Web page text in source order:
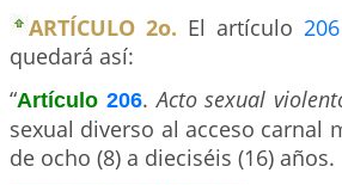
ARTÍCULO 2o. El artículo 206
quedará así:
“Artículo 206.Acto sexual
sexual diverso al acceso carnal
de ocho (8) a dieciséis (16) años.